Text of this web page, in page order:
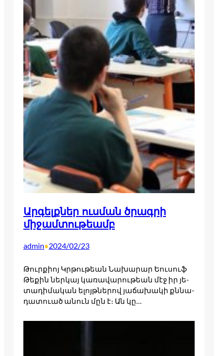
Արգելքներ ուսման ծրագրի
միջամտութեամբ
admin•2024/02/23
Թուրքիոյ Կրթու­­թեան Նա­­խարար Եու­­սուֆ
Թե­­քին ներ­­կայ կա­­ռավա­­րու­­թեան մէջ իր յե­­
տադի­­մական ելոյթնե­­րով յա­­ճախա­­կի քննա­­
դատո­­ւած անուն մըն է։ Ան կը…